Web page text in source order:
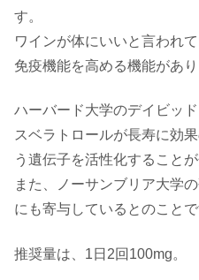
す。
ワインが体にいいと言われ
免疫機能を高める機能があり
ハーバード大学のデイビッ
スベラトロールが長寿に効
う遺伝子を活性化することが
また、ノーサンブリア大学
にも寄与しているとのことで
推奨量は、1日2回100mg。